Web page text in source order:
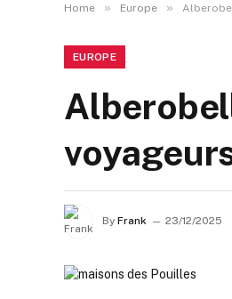
Home » Europe »
EUROPE
By Frank 23/12/2025